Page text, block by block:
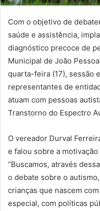
-
m
a
Com o objetivo de
saúde e assistência,
diagnóstico precoce de
Municipal de João
quarta-feira (17), sessão
representantes de
atuam com pessoas
Transtorno do Espectro
O vereador Durval
e falou sobre a
“Buscamos, através
o debate sobre o
crianças que nascem
especial, com políticas